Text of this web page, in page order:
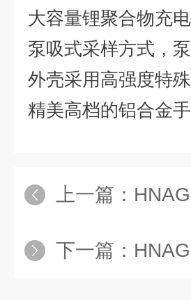
大容量锂聚合物充
泵吸式采样方式，
外壳采用高强度特
精美高档的铝合金
上一篇：
下一篇：